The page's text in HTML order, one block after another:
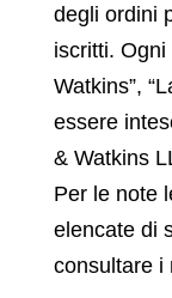
degli ordini
iscritti. Ogni
Watkins”,
essere
& Watkins
Per le note
elencate di
consultare i